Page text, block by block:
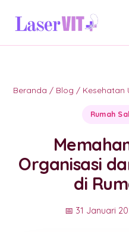
Beranda / Blog / Kesehatan
Rumah
Organisasi
di
📅 31 Januari